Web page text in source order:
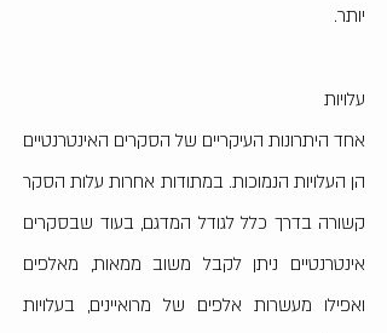
יותר.
עלויות
אחד היתרונות העיקריים של הסקרים האינטרנטיים
הן העלויות הנמוכות. במתודות אחרות עלות הסקר
קשורה בדרך כלל לגודל המדגם, בעוד שבסקרים
אינטרנטיים ניתן לקבל משוב ממאות, מאלפים
ואפילו מעשרות אלפים של מרואיינים, בעלויות